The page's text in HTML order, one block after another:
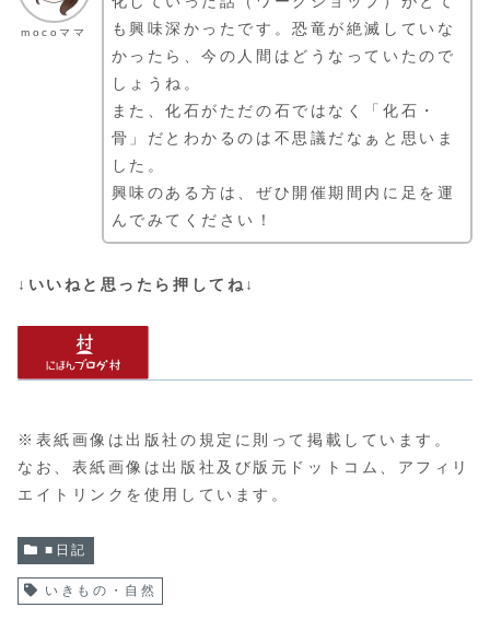
mocoママ
も興味深かったです。恐竜が絶滅していな
かったら、今の人間はどうなっていたので
しょうね。
また、化石がただの石ではなく「化石・
骨」だとわかるのは不思議だなぁと思いま
した。
興味のある方は、ぜひ開催期間内に足を運
んでみてください！
↓いいねと思ったら押してね↓
※表紙画像は出版社の規定に則って掲載しています。
なお、表紙画像は出版社及び版元ドットコム、アフィリ
エイトリンクを使用しています。
■日記
いきもの・自然